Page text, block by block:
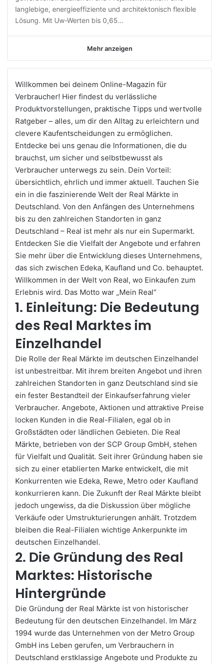
langlebige, energieeffiziente und architektonisch flexible
Lösung. Mit Uw-Werten bis 0,65…
Mehr anzeigen
Willkommen bei deinem Online-Magazin für
Verbraucher! Hier findest du verlässliche
Produktvorstellungen, praktische Tipps und wertvolle
Ratgeber – alles, um dir den Alltag zu erleichtern und
clevere Kaufentscheidungen zu ermöglichen.
Entdecke bei uns genau die Informationen, die du
brauchst, um sicher und selbstbewusst als
Verbraucher unterwegs zu sein. Dein Vorteil:
übersichtlich, ehrlich und immer aktuell. Tauchen Sie
ein in die faszinierende Welt der Real Märkte in
Deutschland. Von den Anfängen des Unternehmens
bis zu den zahlreichen Standorten in ganz
Deutschland – Real ist mehr als nur ein Supermarkt.
Entdecken Sie die Vielfalt der Angebote und erfahren
Sie mehr über die Entwicklung dieses Unternehmens,
das sich zwischen Edeka, Kaufland und Co. behauptet.
Willkommen in der Welt von Real, wo Einkaufen zum
Erlebnis wird. Das Motto war „Mein Real“
1. Einleitung: Die Bedeutung
des Real Marktes im
Einzelhandel
Die Rolle der Real Märkte im deutschen Einzelhandel
ist unbestreitbar. Mit ihrem breiten Angebot und ihren
zahlreichen Standorten in ganz Deutschland sind sie
ein fester Bestandteil der Einkaufserfahrung vieler
Verbraucher. Angebote, Aktionen und attraktive Preise
locken Kunden in die Real-Filialen, egal ob in
Großstädten oder ländlichen Gebieten. Die Real
Märkte, betrieben von der SCP Group GmbH, stehen
für Vielfalt und Qualität. Seit ihrer Gründung haben sie
sich zu einer etablierten Marke entwickelt, die mit
Konkurrenten wie Edeka, Rewe, Metro oder Kaufland
konkurrieren kann. Die Zukunft der Real Märkte bleibt
jedoch ungewiss, da die Diskussion über mögliche
Verkäufe oder Umstrukturierungen anhält. Trotzdem
bleiben die Real-Filialen wichtige Ankerpunkte im
deutschen Einzelhandel.
2. Die Gründung des Real
Marktes: Historische
Hintergründe
Die Gründung der Real Märkte ist von historischer
Bedeutung für den deutschen Einzelhandel. Im März
1994 wurde das Unternehmen von der Metro Group
GmbH ins Leben gerufen, um Verbrauchern in
Deutschland erstklassige Angebote und Produkte zu